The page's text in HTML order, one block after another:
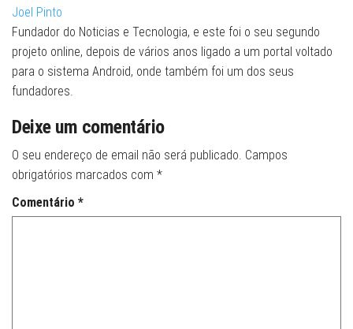
Joel Pinto
Fundador do Noticias e Tecnologia, e este foi o seu segundo
projeto online, depois de vários anos ligado a um portal voltado
para o sistema Android, onde também foi um dos seus
fundadores.
Deixe um comentário
O seu endereço de email não será publicado. Campos
obrigatórios marcados com *
Comentário *